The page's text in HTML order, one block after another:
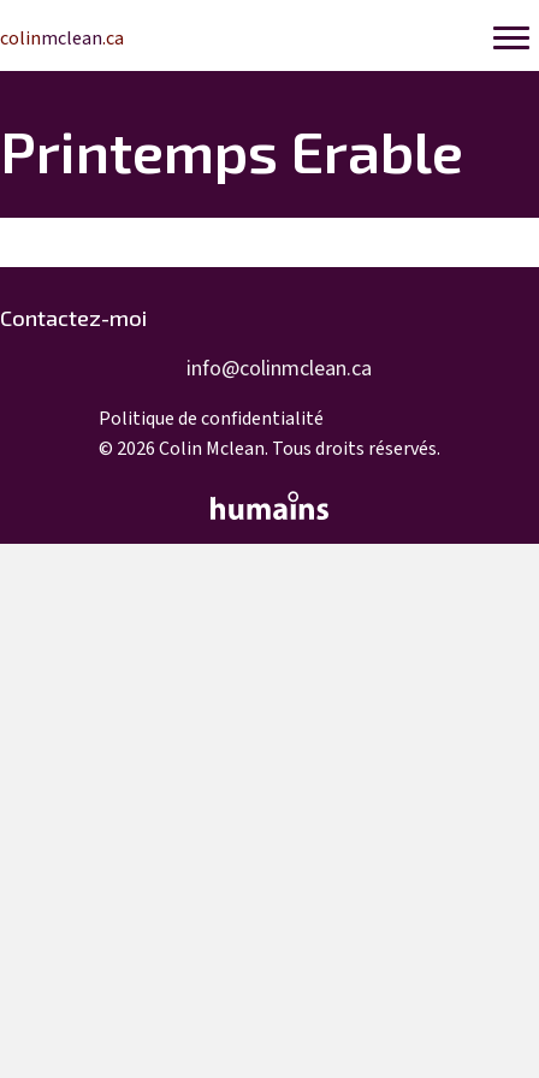
colinmclean.ca
Printemps Erable
Contactez-moi
info@colinmclean.ca
info@colinmclean.ca
Politique de confidentialité
© 2026 Colin Mclean. Tous droits réservés.